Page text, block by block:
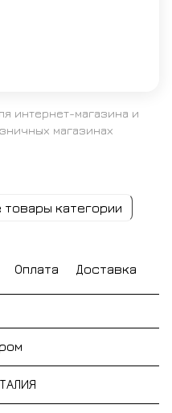
интернет-магазина и
магазинах
товары категории
Оплата Доставка